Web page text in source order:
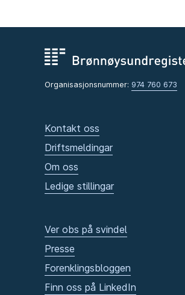
Organisasjonsnummer: 974 760 673
Kontakt oss
Driftsmeldingar
Om oss
Ledige stillingar
Ver obs på svindel
Presse
Forenklingsbloggen
Finn oss på LinkedIn